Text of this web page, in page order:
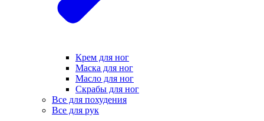
Крем для ног
Маска для ног
Масло для ног
Скрабы для ног
Все для похудения
Все для рук